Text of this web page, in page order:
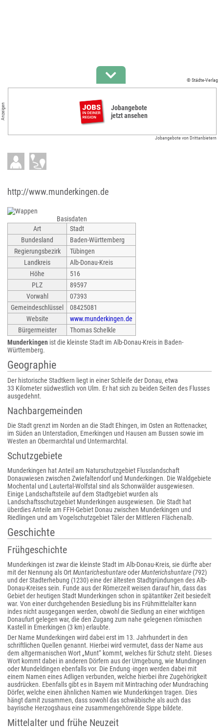
© Städte-Verlag
Anzeigen
Jobangebote
jetzt ansehen
Jobangebote von Drittanbietern
http://www.munderkingen.de
Basisdaten
Art
Stadt
Bundesland
Baden-Württemberg
Regierungsbezirk
Tübingen
Landkreis
Alb-Donau-Kreis
Höhe
516
PLZ
89597
Vorwahl
07393
Gemeindeschlüssel
08425081
Website
www.munderkingen.de
Bürgermeister
Thomas Schelkle
Munderkingen ist die kleinste Stadt im Alb-Donau-Kreis in Baden-
Württemberg.
Geographie
Der historische Stadtkern liegt in einer Schleife der Donau, etwa
33 Kilometer südwestlich von Ulm. Er hat sich zu beiden Seiten des Flusses
ausgedehnt.
Nachbargemeinden
Die Stadt grenzt im Norden an die Stadt Ehingen, im Osten an Rottenacker,
im Süden an Unterstadion, Emerkingen und Hausen am Bussen sowie im
Westen an Obermarchtal und Untermarchtal.
Schutzgebiete
Munderkingen hat Anteil am Naturschutzgebiet Flusslandschaft
Donauwiesen zwischen Zwiefaltendorf und Munderkingen. Die Waldgebiete
Mochental und Lautertal-Wolfstal sind als Schonwälder ausgewiesen.
Einige Landschaftsteile auf dem Stadtgebiet wurden als
Landschaftsschutzgebiet Munderkingen ausgewiesen. Die Stadt hat
überdies Anteile am FFH-Gebiet Donau zwischen Munderkingen und
Riedlingen und am Vogelschutzgebiet Täler der Mittleren Flächenalb.
Geschichte
Frühgeschichte
Munderkingen ist zwar die kleinste Stadt im Alb-Donau-Kreis, sie dürfte aber
mit der Nennung als OrtMuntaricheshuntareoderMunterichshuntare (792)
und der Stadterhebung (1230) eine der ältesten Stadtgründungen des Alb-
Donau-Kreises sein. Funde aus der Römerzeit weisen darauf hin, dass das
Gebiet der heutigen Stadt Munderkingen schon in spätantiker Zeit besiedelt
war. Von einer durchgehenden Besiedlung bis ins Frühmittelalter kann
indes nicht ausgegangen werden, obwohl die Siedlung an einer wichtigen
Donaufurt gelegen war, die den Zugang zum nahe gelegenen römischen
Kastell in Emerkingen (3 km) erlaubte.
Der Name Munderkingen wird dabei erst im 13. Jahrhundert in den
schriftlichen Quellen genannt. Hierbei wird vermutet, dass der Name aus
dem altgermanischen Wort „Munt“ kommt, welches für Schutz steht. Dieses
Wort kommt dabei in anderen Dörfern aus der Umgebung, wie Mundingen
oder Mundeldingen ebenfalls vor. Die Endung -ingen werden dabei mit
einem Namen eines Adligen verbunden, welche hierbei ihre Zugehörigkeit
ausdrücken. Ebenfalls gibt es in Bayern mit Mintraching oder Mundraching
Dörfer, welche einen ähnlichen Namen wie Munderkingen tragen. Dies
hängt damit zusammen, dass sowohl das schwäbische als auch das
bayrische Herzogshaus eine zusammengehörende Sippe bildete.
Mittelalter und frühe Neuzeit